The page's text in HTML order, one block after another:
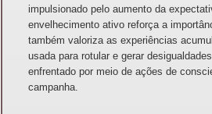
impulsionado pelo aumento da
envelhecimento ativo reforça a
também valoriza as experiências
usada para rotular e gerar
enfrentado por meio de ações de
campanha.